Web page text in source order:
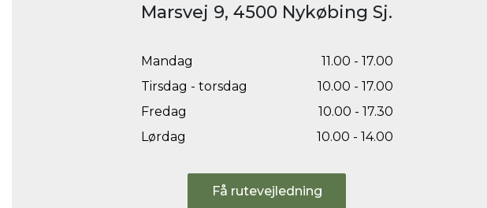
Marsvej 9, 4500 Nykøbing Sj.
Mandag
11.00 - 17.00
Tirsdag - torsdag
10.00 - 17.00
Fredag
10.00 - 17.30
Lørdag
10.00 - 14.00
Få rutevejledning